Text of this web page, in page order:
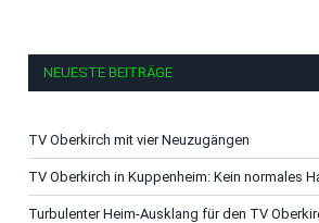
NEUESTE BEITRÄGE
TV Oberkirch mit vier Neuzugängen
TV Oberkirch in Kuppenheim: Kein normales
Turbulenter Heim-Ausklang für den TV